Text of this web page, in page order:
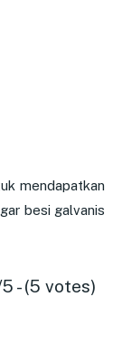
mendapatkan
besi galvanis
- (5 votes)